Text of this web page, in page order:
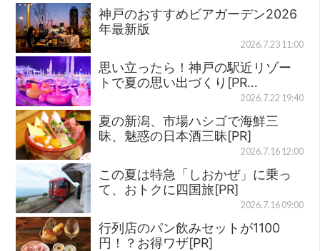
神戸のおすすめビアガーデン2026
年最新版
2026.7.23 11:00
思い立ったら！神戸の駅近リゾー
トで夏の思い出づくり[PR…
2026.7.22 19:40
夏の新潟、市場ハシゴで海鮮三
昧、魅惑の日本酒三昧[PR]
2026.7.16 12:00
この夏は特急「しおかぜ」に乗っ
て、おトクに四国旅[PR]
2026.7.16 09:00
行列店のパン飲みセットが1100
円！？お得ワザ[PR]